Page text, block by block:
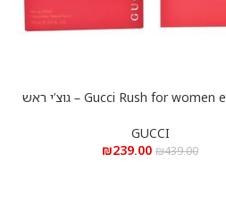
Gucci Rush for women e.d.t 75 ml – גוצ’י ראש
GUCCI
₪439.00
₪239.00